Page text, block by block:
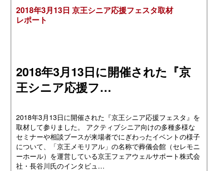
2018年3月13日 京王シニア応援フェスタ取材
レポート
2018年3月13日に開催された『京
王シニア応援フ…
2018年3月13日に開催された『京王シニア応援フェスタ』を
取材して参りました。 アクティブシニア向けの多種多様な
セミナーや相談ブースが来場者でにぎわったイベントの様子
について、「京王メモリアル」の名称で葬儀会館（セレモニ
ーホール）を運営している京王フェアウェルサポート株式会
社・長谷川氏のインタビュ…